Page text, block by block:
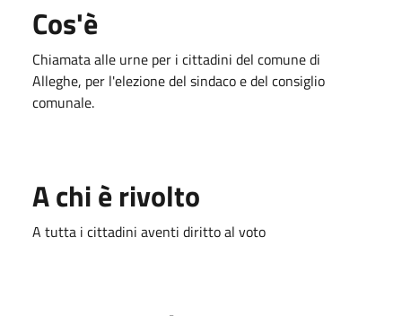
Cos'è
Chiamata alle urne per i cittadini del comune di
Alleghe, per l'elezione del sindaco e del consiglio
comunale.
A chi è rivolto
A tutta i cittadini aventi diritto al voto